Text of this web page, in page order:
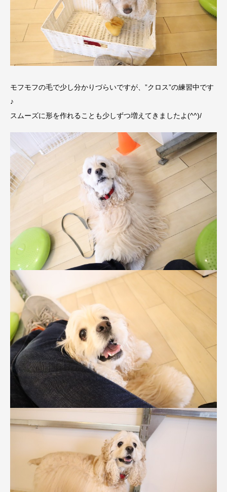
モフモフの毛で少し分かりづらいですが、”クロス”の練習中です
♪
スムーズに形を作れることも少しずつ増えてきましたよ(^^)/